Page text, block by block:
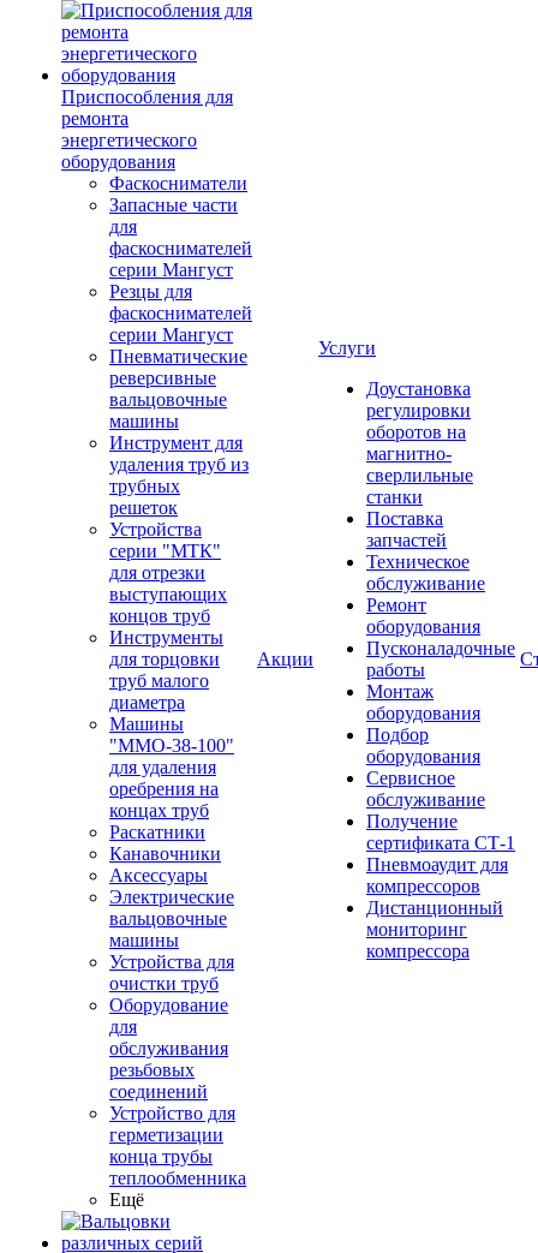
Приспособления для
ремонта
энергетического
оборудования
Фаскосниматели
Запасные части
для
фаскоснимателей
серии Мангуст
Резцы для
фаскоснимателей
серии Мангуст
Пневматические
реверсивные
вальцовочные
машины
Инструмент для
удаления труб из
трубных
решеток
Устройства
серии "МТК"
для отрезки
выступающих
концов труб
Инструменты
для торцовки
труб малого
диаметра
Машины
"ММО-38-100"
для удаления
оребрения на
концах труб
Раскатники
Канавочники
Аксессуары
Электрические
вальцовочные
машины
Устройства для
очистки труб
Оборудование
для
обслуживания
резьбовых
соединений
Устройство для
герметизации
конца трубы
теплообменника
Ещё
Акции
Услуги
Доустановка
регулировки
оборотов на
магнитно-
сверлильные
станки
Поставка
запчастей
Техническое
обслуживание
Ремонт
оборудования
Пусконаладочные
работы
Монтаж
оборудования
Подбор
оборудования
Сервисное
обслуживание
Получение
сертификата СТ-1
Пневмоаудит для
компрессоров
Дистанционный
мониторинг
компрессора